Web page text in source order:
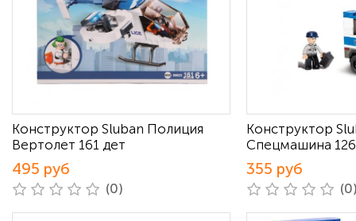
Конструктор Sluban Полиция
Вертолет 161 дет
495 руб
(0)
Конструктор
Спецмашина
355 руб